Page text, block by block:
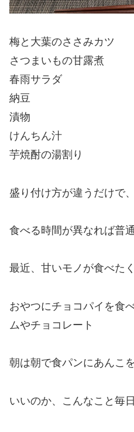
梅と大葉のささみカツ
さつまいもの甘露煮
春雨サラダ
納豆
漬物
けんちん汁
芋焼酎の湯割り
盛り付け方が違うだけで
食べる時間が異なれば普
最近、甘いモノが食べた
おやつにチョコパイを食
ムやチョコレート
朝は朝で食パンにあんこ
いいのか、こんなこと毎